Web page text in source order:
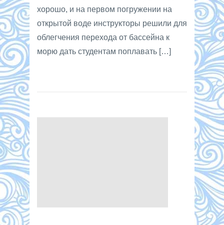
хорошо, и на первом погружении на
открытой воде инструкторы решили для
облегчения перехода от бассейна к
морю дать студентам поплавать […]